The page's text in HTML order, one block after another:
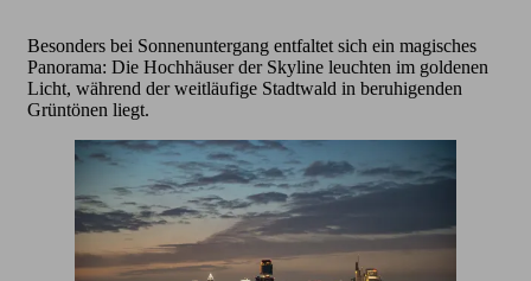
Besonders bei Sonnenuntergang entfaltet sich ein magisches
Panorama: Die Hochhäuser der Skyline leuchten im goldenen
Licht, während der weitläufige Stadtwald in beruhigenden
Grüntönen liegt.